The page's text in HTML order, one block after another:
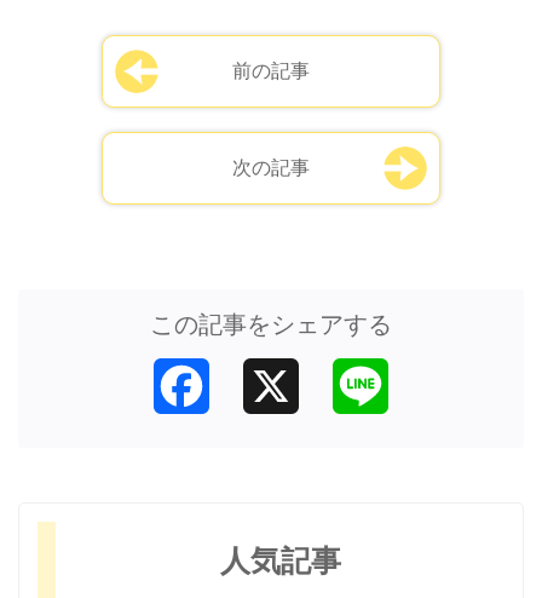
前の記事
次の記事
この記事をシェアする
Facebook
人気記事